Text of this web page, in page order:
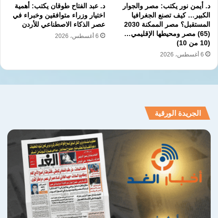
الجماعات لمنازلة الاتحاد السوفيتي على أرض
وقتها كانت أمريكا معنية بالتصالح ظاهريًا مع
المتحدة نفسها في حاجة إلى صناعة “عدو” حتى
تضمن استمرار سياسة الهيمنة في العالم، وتبررها
أمام الشعب الأمريكي الذي تآلف مع الإنفاق
المفرط على القدرات العسكرية، وعلى الدور
الكبير الذي يلعبه المركب الصناعي ـ العسكري
د. أيمن نور يكتب: مصر والجوار
الكبير… كيف تصنع الجغرافيا
المستقبل؟ مصر الممكنة 2030
(65) مصر ومحيطها الإقليمي…
(10 من 10)
6 أغسطس، 2026
د. عبد الفتاح طوقان يكتب: أهمية
اختيار وزراء متوافقين وخبراء في
عصر الذكاء الاصطناعي للأردن
6 أغسطس، 2026
الجريدة الورقية